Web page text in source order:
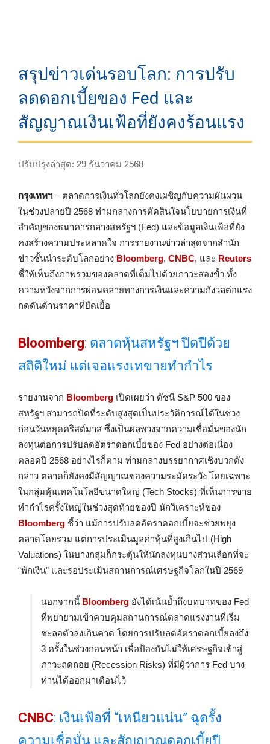
สรุปข่าวเด่นรอบโลก: การปรับ
ลดดอกเบี้ยของ Fed และ
สัญญาณเงินเฟ้อที่ยังคงร้อนแรง
ปรับปรุงล่าสุด: 29 ธันวาคม 2568
กรุงเทพฯ– ตลาดการเงินทั่วโลกยังคงเผชิญกับความผันผวน
ในช่วงปลายปี 2568 ท่ามกลางการตัดสินใจนโยบายการเงินที่
สำคัญของธนาคารกลางสหรัฐฯ (Fed) และข้อมูลเงินเฟ้อที่ยัง
คงสร้างความประหลาดใจ การรายงานข่าวล่าสุดจากสำนัก
ข่าวชั้นนำระดับโลกอย่าง Bloomberg, CNBC, และ Reuters
ชี้ให้เห็นถึงภาพรวมของตลาดที่เต็มไปด้วยภาวะสองขั้ว ทั้ง
ความหวังจากการผ่อนคลายทางการเงินและความกังวลต่อแรง
กดดันด้านราคาที่ยืดเยื้อ
Bloomberg: ตลาดหุ้นสหรัฐฯ ปิดปีด้วย
สถิติใหม่ แต่เจอแรงเทขายทำกำไร
รายงานจาก Bloomberg เปิดเผยว่า ดัชนี S&P 500 ของ
สหรัฐฯ สามารถปิดที่ระดับสูงสุดเป็นประวัติการณ์ได้ในช่วง
ก่อนวันหยุดคริสต์มาส ซึ่งเป็นผลพวงจากความเชื่อมั่นของนัก
ลงทุนต่อการปรับลดอัตราดอกเบี้ยของ Fed อย่างต่อเนื่อง
ตลอดปี 2568 อย่างไรก็ตาม ท่ามกลางบรรยากาศเชิงบวกดัง
กล่าว ตลาดก็ยังคงมีสัญญาณของความระมัดระวัง โดยเฉพาะ
ในกลุ่มหุ้นเทคโนโลยีขนาดใหญ่ (Tech Stocks) ที่เห็นการขาย
ทำกำไรครั้งใหญ่ในช่วงสุดท้ายของปี นักวิเคราะห์ของ
Bloomberg ชี้ว่า แม้การปรับลดอัตราดอกเบี้ยจะช่วยพยุง
ตลาดโดยรวม แต่การประเมินมูลค่าหุ้นที่สูงเกินไป (High
Valuations) ในบางกลุ่มก็กระตุ้นให้นักลงทุนบางส่วนเลือกที่จะ
“พักเงิน” และรอประเมินสถานการณ์เศรษฐกิจโลกในปี 2569
นอกจากนี้ Bloomberg ยังได้เน้นย้ำถึงบทบาทของ Fed
ที่พยายามเข้าควบคุมสถานการณ์ตลาดแรงงานที่เริ่ม
ชะลอตัวลงเกินคาด โดยการปรับลดอัตราดอกเบี้ยลงถึง
3 ครั้งในช่วงก่อนหน้า เพื่อป้องกันไม่ให้เศรษฐกิจเข้าสู่
ภาวะถดถอย (Recession Risks) ที่มีผู้ว่าการ Fed บาง
ท่านได้ออกมาเตือนไว้
CNBC: เงินเฟ้อที่ “เหนียวแน่น” ฉุดรั้ง
ความเชื่อมั่น และสัญญาณดอกเบี้ยปี